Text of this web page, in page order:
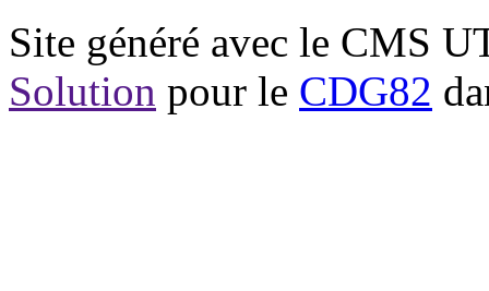
Site généré avec le CMS
Solution pour le CDG82